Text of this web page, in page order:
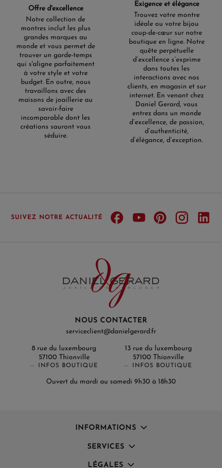
Offre d'excellence
Notre collection de
montres inclut les plus
grandes marques au
monde et vous permet de
trouver un garde-temps
qui s'aligne parfaitement
à votre style et votre
budget. En outre, nous
travaillons avec des
maisons de joaillerie au
savoir-faire
incomparable dont les
créations sauront vous
séduire.
Exigence et élégance
Trouvez votre montre
idéale ou votre bijou
coup-de-cœur sur notre
boutique en ligne. Notre
quête perpétuelle
d’excellence s’exprime
dans toutes les
interactions avec nos
clients, en magasin et sur
internet. En venant chez
Daniel Gerard, vous
entrez dans un monde
d’excellence, de passion,
d’authenticité,
d’élégance, d’exception.
SUIVEZ NOTRE ACTUALITÉ
NOUS CONTACTER
serviceclient@danielgerard.fr
8 rue du luxembourg
57100 Thionville
INFOS BOUTIQUE
13 rue du luxembourg
57100 Thionville
INFOS BOUTIQUE
Ouvert du mardi au samedi 9h30 à 18h30
INFORMATIONS
SERVICES
LÉGALES